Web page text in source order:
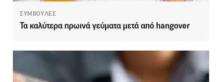
ΣΥΜΒΟΥΛΕΣ
Τα καλύτερα πρωινά γεύματα μετά από hangover